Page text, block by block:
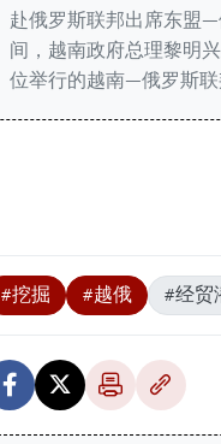
赴俄罗斯联邦出席东盟
间，越南政府总理黎明
位举行的越南—俄罗斯联
#挖掘 #越俄 #经贸